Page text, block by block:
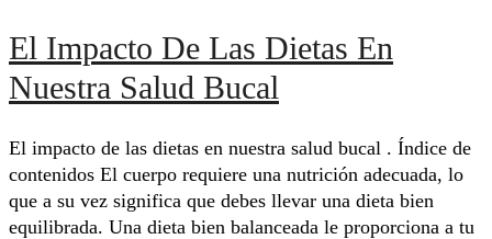
El Impacto De Las Dietas En
Nuestra Salud Bucal
El impacto de las dietas en nuestra salud bucal . Índice de
contenidos El cuerpo requiere una nutrición adecuada, lo
que a su vez significa que debes llevar una dieta bien
equilibrada. Una dieta bien balanceada le proporciona a tu